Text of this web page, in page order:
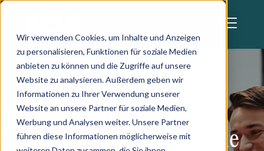
Wir verwenden Cookies, um Inhalte und Anzeigen
zu personalisieren, Funktionen für soziale Medien
anbieten zu können und die Zugriffe auf unsere
Website zu analysieren. Außerdem geben wir
Informationen zu Ihrer Verwendung unserer
Website an unsere Partner für soziale Medien,
Werbung und Analysen weiter. Unsere Partner
führen diese Informationen möglicherweise mit
Skip to main content
IT-Sicherheit | HDGUARD
Sichern und verwalten Sie